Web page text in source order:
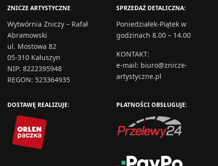
ZNICZE ARTYSTYCZNE
Wytwórnia Zniczy – Rafał
Abramowski
ul. Mostowa 82
05-310 Kałuszyn
NIP: 8222395948
REGON: 523364935
SPRZEDAŻ DETALICZNA:
Poniedziałek-Piątek w
godzinach 8.00 – 14.00
KONTAKT:
e-mail: biuro@znicze-
artystyczne.pl
DOSTAWĘ REALIZUJE: PŁATNOŚCI OBSŁUGUJE: